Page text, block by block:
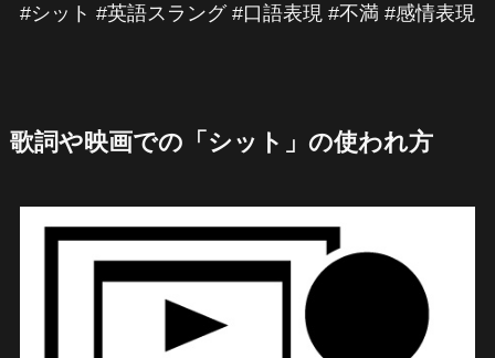
#シット #英語スラング #口語表現 #不満 #感情表現
歌詞や映画での「シット」の使われ方